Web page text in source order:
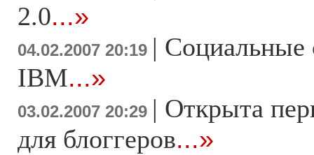
2.0...»
04.02.2007 20:19 | Социальные
IBM...»
03.02.2007 20:29 | Открыта
для блоггеров...»